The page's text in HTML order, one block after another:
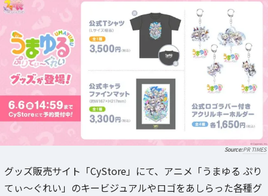
PR TIMES
グッズ販売サイト「CyStore」にて、アニメ「うまゆる ぷり
てぃ～ぐれい」のキービジュアルやロゴをあしらった各種グ